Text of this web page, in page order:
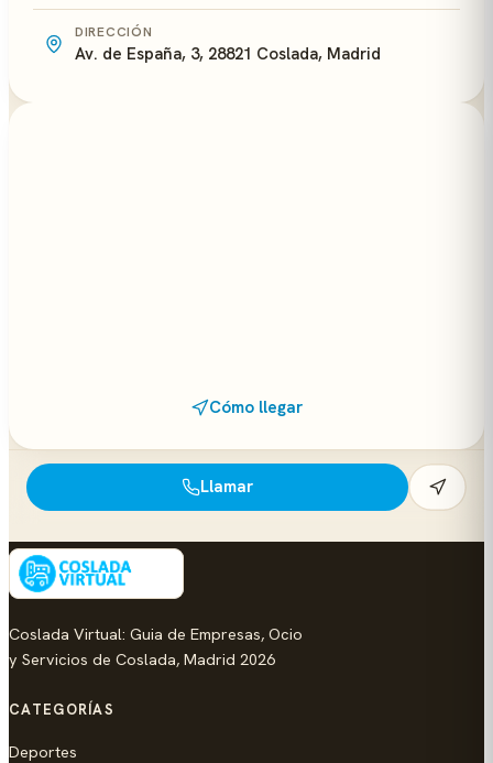
DIRECCIÓN
Av. de España, 3, 28821 Coslada, Madrid
Cómo llegar
Llamar
Coslada Virtual: Guia de Empresas, Ocio
y Servicios de Coslada, Madrid 2026
CATEGORÍAS
Deportes